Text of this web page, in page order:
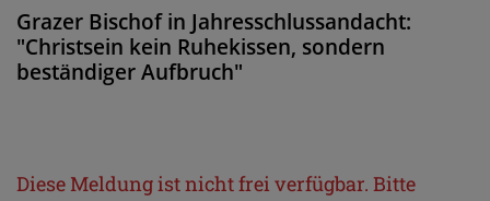
Grazer Bischof in Jahresschlussandacht:
"Christsein kein Ruhekissen, sondern
beständiger Aufbruch"
Diese Meldung ist nicht frei verfügbar. Bitte